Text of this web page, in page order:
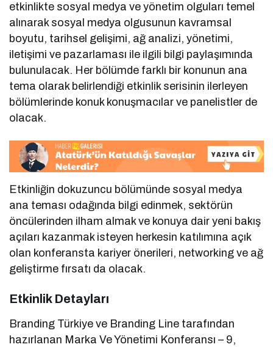
etkinlikte sosyal medya ve yönetim olguları temel
alınarak sosyal medya olgusunun kavramsal
boyutu, tarihsel gelişimi, ağ analizi, yönetimi,
iletişimi ve pazarlaması ile ilgili bilgi paylaşımında
bulunulacak. Her bölümde farklı bir konunun ana
tema olarak belirlendiği etkinlik serisinin ilerleyen
bölümlerinde konuk konuşmacılar ve panelistler de
olacak.
Etkinliğin dokuzuncu bölümünde sosyal medya
ana teması odağında bilgi edinmek, sektörün
öncülerinden ilham almak ve konuya dair yeni bakış
açıları kazanmak isteyen herkesin katılımına açık
olan konferansta kariyer önerileri, networking ve ağ
geliştirme fırsatı da olacak.
Etkinlik Detayları
Branding Türkiye ve Branding Line tarafından
hazırlanan Marka Ve Yönetimi Konferansı – 9,